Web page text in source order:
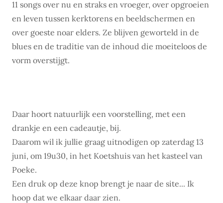
11 songs over nu en straks en vroeger, over opgroeien
en leven tussen kerktorens en beeldschermen en
over goeste noar elders. Ze blijven geworteld in de
blues en de traditie van de inhoud die moeiteloos de
vorm overstijgt.
Daar hoort natuurlijk een voorstelling, met een
drankje en een cadeautje, bij.
Daarom wil ik jullie graag uitnodigen op zaterdag 13
juni, om 19u30, in het Koetshuis van het kasteel van
Poeke.
Een druk op deze knop brengt je naar de site... Ik
hoop dat we elkaar daar zien.